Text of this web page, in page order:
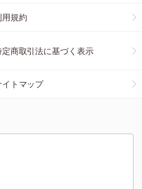
用規約
定商取引法に基づく表示
イトマップ